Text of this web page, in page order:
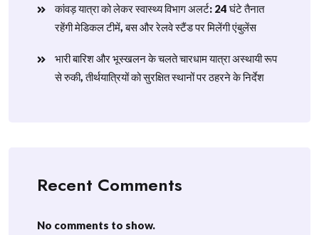
​कांवड़ यात्रा को लेकर स्वास्थ्य विभाग अलर्ट: 24 घंटे तैनात
रहेंगी मेडिकल टीमें, बस और रेलवे स्टैंड पर मिलेंगी एंबुलेंस
​भारी बारिश और भूस्खलन के चलते चारधाम यात्रा अस्थायी रूप
से रुकी, तीर्थयात्रियों को सुरक्षित स्थानों पर ठहरने के निर्देश
Recent Comments
No comments to show.